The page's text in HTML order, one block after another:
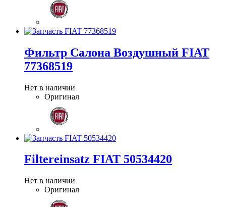
Фильтр Салона Воздушный FIAT
77368519
Нет в наличии
Оригинал
Filtereinsatz FIAT 50534420
Нет в наличии
Оригинал